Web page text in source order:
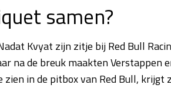
samen?
Kvyat zijn zitje bij Red Bull
na de breuk maakten Verstappen
in de pitbox van Red Bull, krijgt